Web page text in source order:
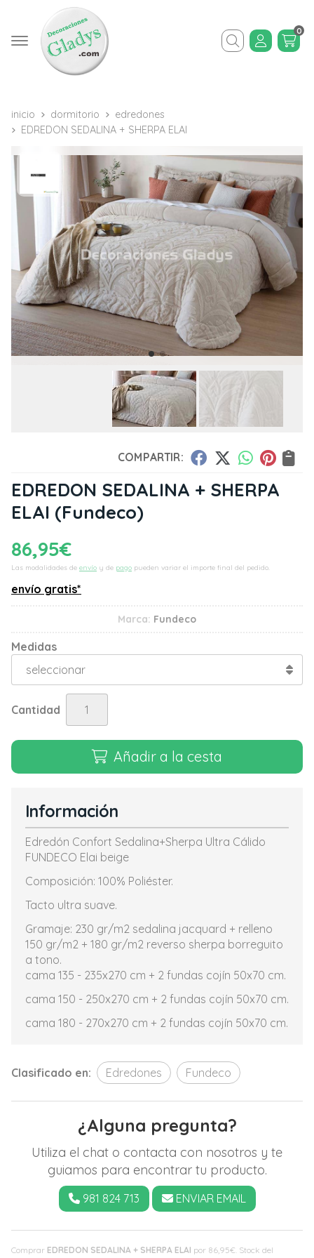
Buscar
0
inicio dormitorio
edredones
EDREDON SEDALINA + SHERPA ELAI
COMPARTIR:
EDREDON SEDALINA + SHERPA
ELAI (Fundeco)
86,95€
Las modalidades de envío y de pago pueden variar el importe final del pedido.
envío gratis*
Marca: Fundeco
Medidas
Cantidad
Añadir a la cesta
Comprar EDREDON SEDALINA + SHERPA ELAI por 86,95€ . Stock del
Información
Edredón Confort Sedalina+Sherpa Ultra Cálido
FUNDECO Elai beige
Composición: 100% Poliéster.
Tacto ultra suave.
Gramaje: 230 gr/m2 sedalina jacquard + relleno
150 gr/m2 + 180 gr/m2 reverso sherpa borreguito
a tono.
cama 135 - 235x270 cm + 2 fundas cojín 50x70 cm.
cama 150 - 250x270 cm + 2 fundas cojín 50x70 cm.
cama 180 - 270x270 cm + 2 fundas cojín 50x70 cm.
Clasificado en: Edredones Fundeco
¿Alguna pregunta?
Utiliza el chat o contacta con nosotros y te
guiamos para encontrar tu producto.
981 824 713 ENVIAR EMAIL